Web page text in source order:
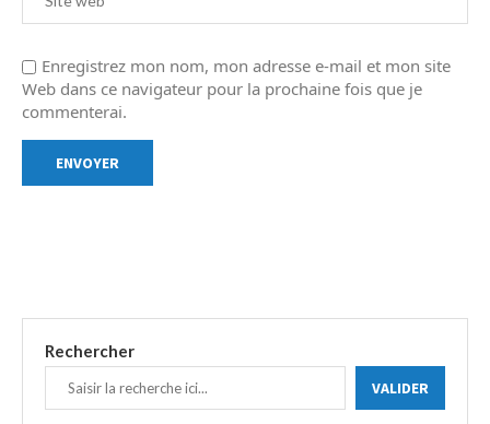
Enregistrez mon nom, mon adresse e-mail et mon site
Web dans ce navigateur pour la prochaine fois que je
commenterai.
Rechercher
VALIDER